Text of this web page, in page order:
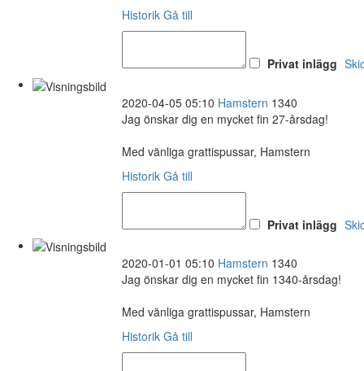
Historik Gå till
Privat inlägg
2020-04-05 05:10 Hamstern 1340
Jag önskar dig en mycket fin 27-årsdag!
Med vänliga grattispussar, Hamstern
Historik Gå till
Privat inlägg
2020-01-01 05:10 Hamstern 1340
Jag önskar dig en mycket fin 1340-årsdag!
Med vänliga grattispussar, Hamstern
Historik Gå till